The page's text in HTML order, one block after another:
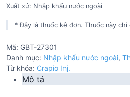
Xuất xứ: Nhập khẩu nước ngoài
* Đây là thuốc kê đơn. Thuốc này
Mã: GBT-27301
Danh mục: Nhập khẩu nước ngoài,
Từ khóa: Crapio Inj.
Mô tả